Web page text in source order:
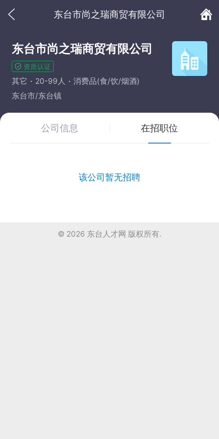
东台市尚之瑞商贸有限公司
东台市尚之瑞商贸有限公司
资质认证
其它 20-99人
消费品(食/饮/烟酒)
东台市/东台镇
公司信息 在招职位
该公司暂无招聘
© 2026 东台人才网 版权所有.